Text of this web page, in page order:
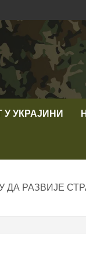
У УКРАЈИНИ
РАЗВИЈЕ